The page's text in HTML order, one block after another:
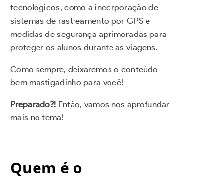
tecnológicos, como a incorporação de
sistemas de rastreamento por GPS e
medidas de segurança aprimoradas para
proteger os alunos durante as viagens.
Como sempre, deixaremos o conteúdo
bem mastigadinho para você!
Preparado?! Então, vamos nos aprofundar
mais no tema!
Quem é o